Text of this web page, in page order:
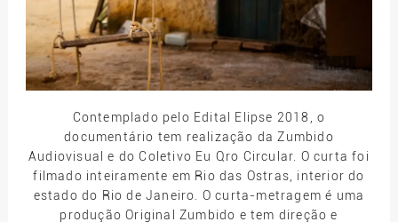
Contemplado pelo Edital Elipse 2018, o
documentário tem realização da Zumbido
Audiovisual e do Coletivo Eu Qro Circular. O curta foi
filmado inteiramente em Rio das Ostras, interior do
estado do Rio de Janeiro. O curta-metragem é uma
produção Original Zumbido e tem direção e